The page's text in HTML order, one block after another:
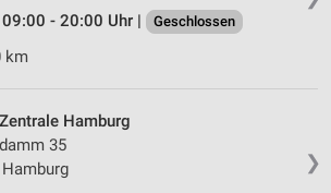
- 20:00 Uhr |
Geschlossen
km
❯
Hamburg
35